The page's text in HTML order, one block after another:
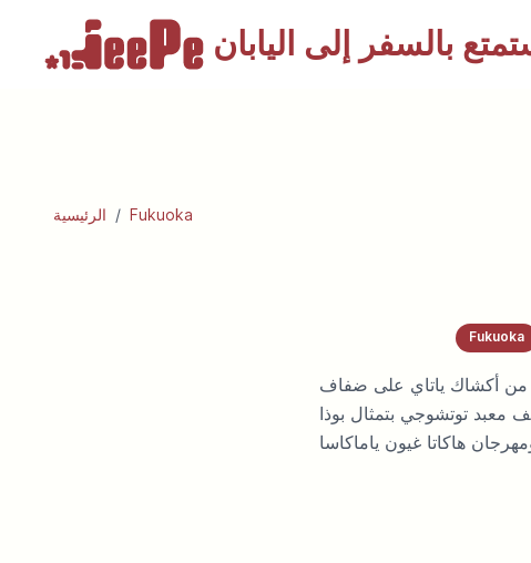
بالسفر
الرئيسية / Fukuoka
Fukuoka
من أكشاك ياتاي على ضفاف
معبد توتشوجي بتمثال بوذا